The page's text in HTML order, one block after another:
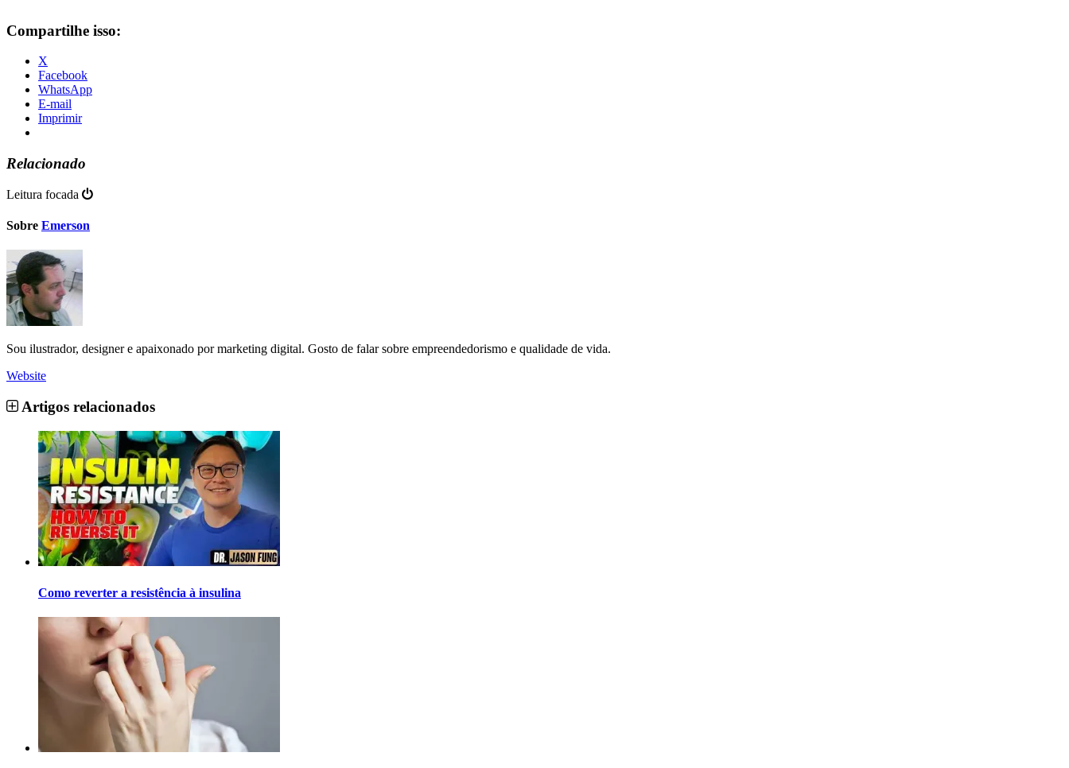
Compartilhe isso:
X
Facebook
WhatsApp
E-mail
Imprimir
Relacionado
Leitura focada
Sobre Emerson
Sou ilustrador, designer e apaixonado por marketing digital. Gosto de falar sobre empreendedorismo e qualidade de vida.
Website
Artigos relacionados
Como reverter a resistência à insulina